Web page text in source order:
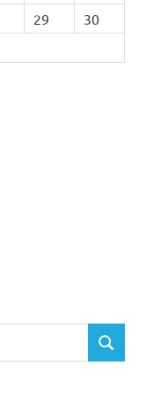
29
30
BUSCAR